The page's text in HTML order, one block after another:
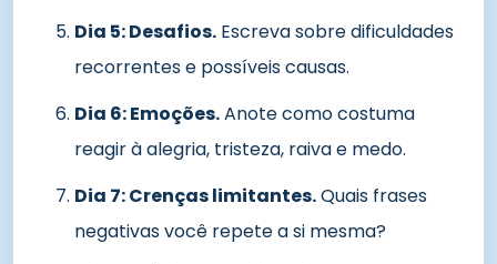
Dia 5: Desafios. Escreva sobre dificuldades
recorrentes e possíveis causas.
Dia 6: Emoções.Anote como costuma
reagir à alegria, tristeza, raiva e medo.
Dia 7: Crenças limitantes.Quais frases
negativas você repete a si mesma?